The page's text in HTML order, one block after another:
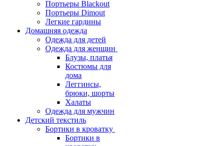
Портьеры Blackout
Портьеры Dimout
Легкие гардины
Домашняя одежда
Одежда для детей
Одежда для женщин
Блузы, платья
Костюмы для
дома
Леггинсы,
брюки, шорты
Халаты
Одежда для мужчин
Детский текстиль
Бортики в кроватку
Бортики в